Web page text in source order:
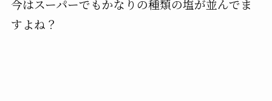
今はスーパーでもかなりの種類の塩が並んでま
すよね？